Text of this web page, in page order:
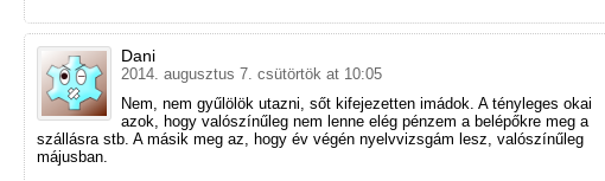
Dani
2014. augusztus 7. csütörtök at 10:05
Nem, nem gyűlölök utazni, sőt kifejezetten imádok. A tényleges okai
azok, hogy valószínűleg nem lenne elég pénzem a belépőkre meg a
szállásra stb. A másik meg az, hogy év végén nyelvvizsgám lesz, valószínűleg
májusban.